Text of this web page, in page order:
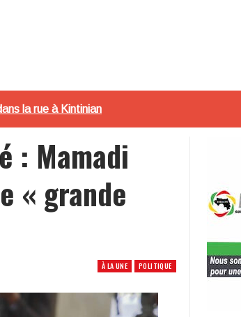
la rue à Kintinian
: Mamadi
« grande
À LA UNE POLITIQUE